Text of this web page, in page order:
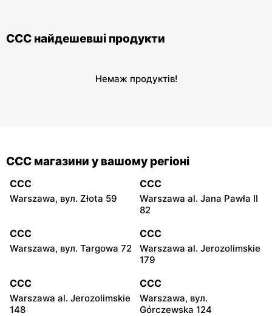
CCC найдешевші продукти
Немаж продуктів!
CCC магазини у вашому регіоні
CCC
Warszawa, вул. Złota 59
CCC
Warszawa al. Jana Pawła II
82
CCC
Warszawa, вул. Targowa 72
CCC
Warszawa al. Jerozolimskie
179
CCC
Warszawa al. Jerozolimskie
148
CCC
Warszawa, вул.
Górczewska 124